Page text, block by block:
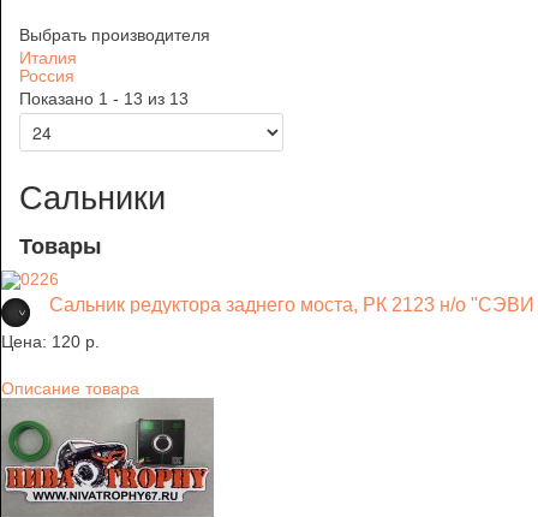
Выбрать производителя
Италия
Россия
Показано 1 - 13 из 13
Сальники
Товары
Сальник редуктора заднего моста, РК 2123 н/о
Цена: 120 p.
Описание товара